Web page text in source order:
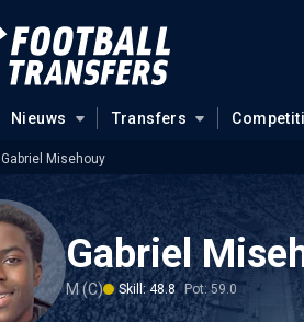
Nieuws Transfers
Gabriel Misehouy
Gabriel
M (C) Skill: 48.8 Pot: 59.0